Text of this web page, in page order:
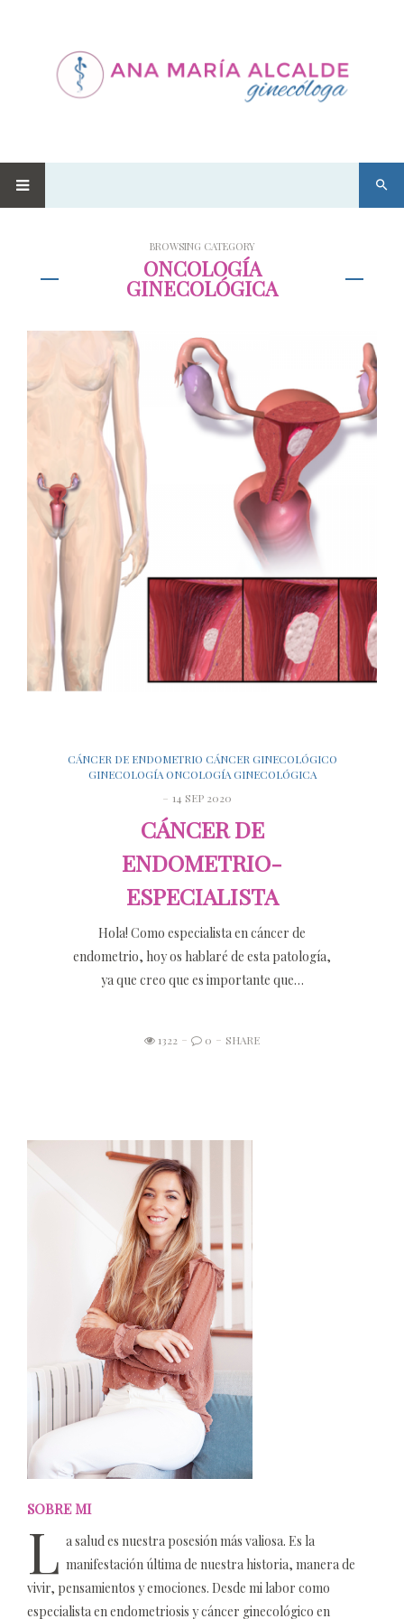
BROWSING CATEGORY
ONCOLOGÍA
GINECOLÓGICA
CÁNCER DE ENDOMETRIO CÁNCER GINECOLÓGICO
GINECOLOGÍA ONCOLOGÍA GINECOLÓGICA
14 SEP 2020
CÁNCER DE
ENDOMETRIO-
ESPECIALISTA
Hola! Como especialista en cáncer de
endometrio, hoy os hablaré de esta patología,
ya que creo que es importante que…
1322 0 SHARE
SOBRE MI
L a salud es nuestra posesión más valiosa. Es la
manifestación última de nuestra historia, manera de
vivir, pensamientos y emociones. Desde mi labor como
especialista en endometriosis y cáncer ginecológico en